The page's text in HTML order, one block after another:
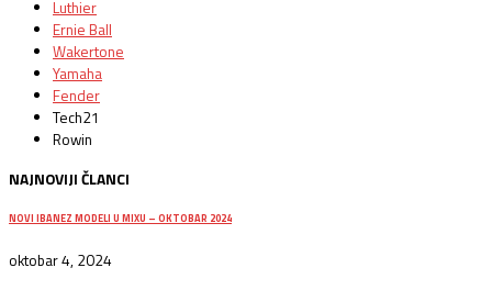
Luthier
Ernie Ball
Wakertone
Yamaha
Fender
Tech21
Rowin
NAJNOVIJI ČLANCI
NOVI IBANEZ MODELI U MIXU – OKTOBAR 2024
oktobar 4, 2024